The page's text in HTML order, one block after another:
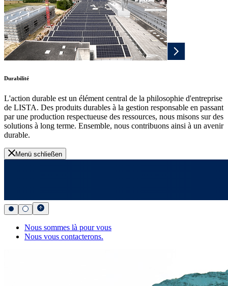
Durabilité
L'action durable est un élément central de la philosophie d'entreprise
de LISTA. Des produits durables à la gestion responsable en passant
par une production respectueuse des ressources, nous misons sur des
solutions à long terme. Ensemble, nous contribuons ainsi à un avenir
durable.
Menü schließen
Nous sommes là pour vous
Nous vous contacterons.